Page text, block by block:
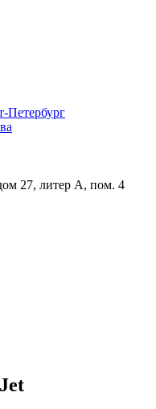
Петербург
27, литер А, пом. 4